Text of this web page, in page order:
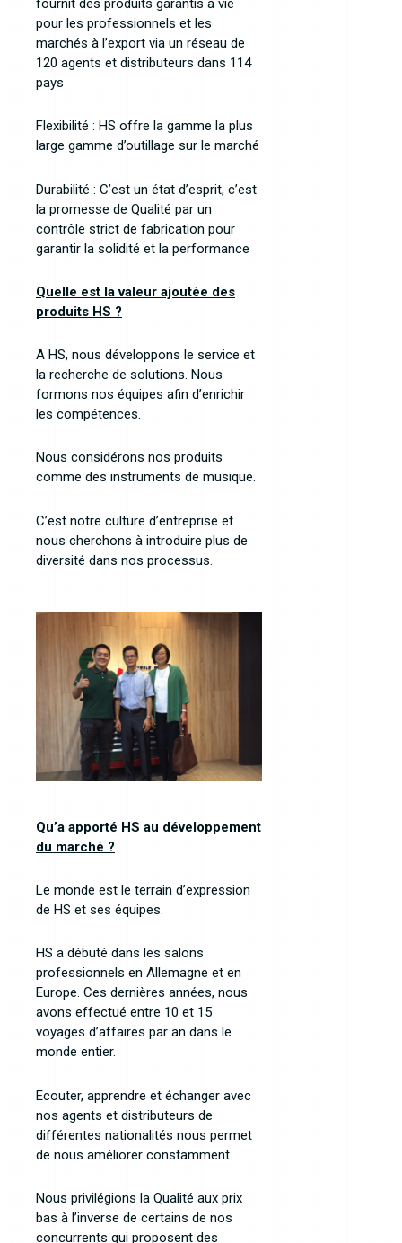
fournit des produits garantis à vie
pour les professionnels et les
marchés à l’export via un réseau de
120 agents et distributeurs dans 114
pays
Flexibilité : HS offre la gamme la plus
large gamme d’outillage sur le marché
Durabilité : C’est un état d’esprit, c’est
la promesse de Qualité par un
contrôle strict de fabrication pour
garantir la solidité et la performance
Quelle est la valeur ajoutée des
produits HS ?
A HS, nous développons le service et
la recherche de solutions. Nous
formons nos équipes afin d’enrichir
les compétences.
Nous considérons nos produits
comme des instruments de musique.
C’est notre culture d’entreprise et
nous cherchons à introduire plus de
diversité dans nos processus.
Qu’a apporté HS au développement
du marché ?
Le monde est le terrain d’expression
de HS et ses équipes.
HS a débuté dans les salons
professionnels en Allemagne et en
Europe. Ces dernières années, nous
avons effectué entre 10 et 15
voyages d’affaires par an dans le
monde entier.
Ecouter, apprendre et échanger avec
nos agents et distributeurs de
différentes nationalités nous permet
de nous améliorer constamment.
Nous privilégions la Qualité aux prix
bas à l’inverse de certains de nos
concurrents qui proposent des